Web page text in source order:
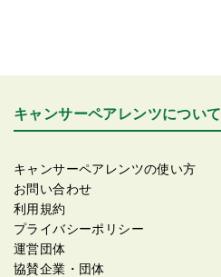
キャンサーペアレンツについて
キャンサーペアレンツの使い方
お問い合わせ
利用規約
プライバシーポリシー
運営団体
協賛企業・団体